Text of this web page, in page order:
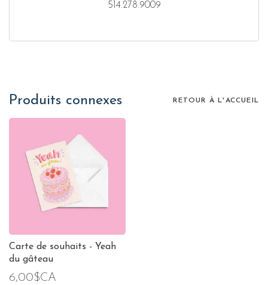
514.278.9009
Produits connexes RETOUR À L'ACCUEIL
Carte de souhaits - Yeah
du gâteau
6,00$CA